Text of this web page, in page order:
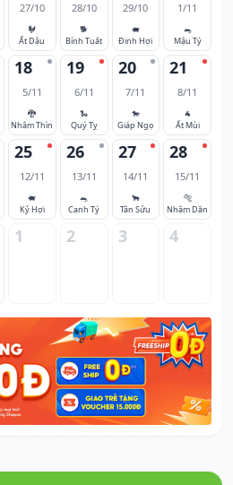
27/10
🐓
Ất Dậu
28/10
🐕
Bính Tuất
29/10
🐖
Đinh Hợi
1/11
🐀
Mậu Tý
18
5/11
🐉
Nhâm Thìn
19
6/11
🐍
Quý Tỵ
20
7/11
🐎
Giáp Ngọ
21
8/11
🐐
Ất Mùi
25
12/11
🐖
Kỷ Hợi
26
13/11
🐀
Canh Tý
27
14/11
🐂
Tân Sửu
28
15/11
🐅
Nhâm Dần
1 2 3 4